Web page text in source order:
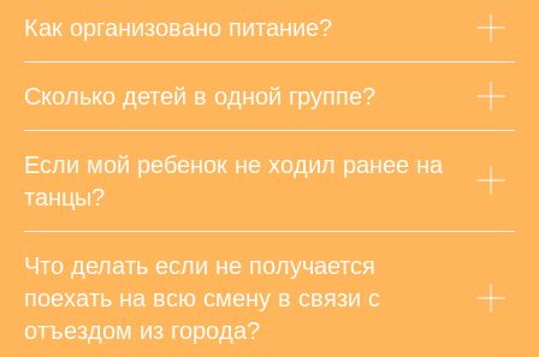
Как организовано питание?
Сколько детей в одной группе?
Если мой ребенок не ходил ранее на
танцы?
Что делать если не получается
поехать на всю смену в связи с
отъездом из города?